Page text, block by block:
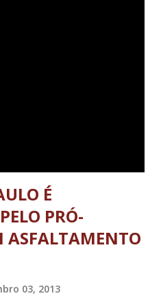
É
PRÓ-
03, 2013